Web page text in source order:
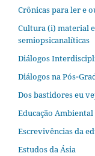
Crônicas para ler e
Cultura (i) material
semiopsicanalíticas
Diálogos
Diálogos na
Dos bastidores eu
Educação
Escrevivências da
Estudos da Ásia​